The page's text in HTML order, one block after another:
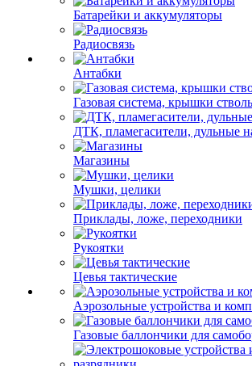
Батарейки и аккумуляторы
Радиосвязь
Антабки
Газовая система, крышки
ДТК, пламегасители, дульные
Магазины
Мушки, целики
Приклады, ложе, переходники
Рукоятки
Цевья тактические
Аэрозольные устройства и
Газовые баллончики для